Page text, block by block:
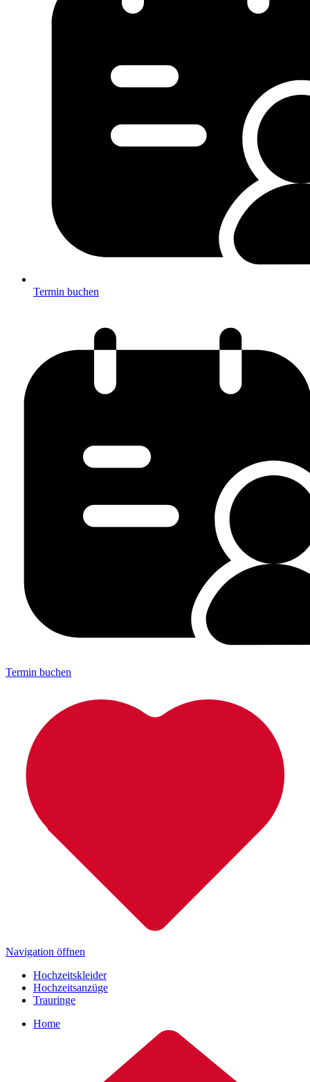
Termin buchen
Termin buchen
Navigation öffnen
Hochzeitskleider
Hochzeitsanzüge
Trauringe
Home